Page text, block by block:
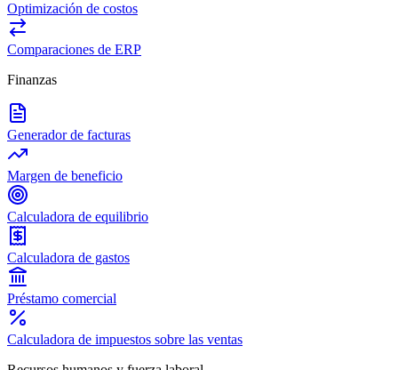
Optimización de costos
Comparaciones de ERP
Finanzas
Generador de facturas
Margen de beneficio
Calculadora de equilibrio
Calculadora de gastos
Préstamo comercial
Calculadora de impuestos sobre las ventas